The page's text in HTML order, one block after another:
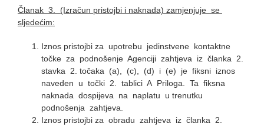
Članak 3. (Izračun pristojbi i naknada) zamjenjuje se
sljedećim:
Iznos pristojbi za upotrebu jedinstvene kontaktne
točke za podnošenje Agenciji zahtjeva iz članka 2.
stavka 2. točaka (a), (c), (d) i (e) je fiksni iznos
naveden u točki 2. tablici A Priloga. Ta fiksna
naknada dospijeva na naplatu u trenutku
podnošenja zahtjeva.
Iznos pristojbi za obradu zahtjeva iz članka 2.